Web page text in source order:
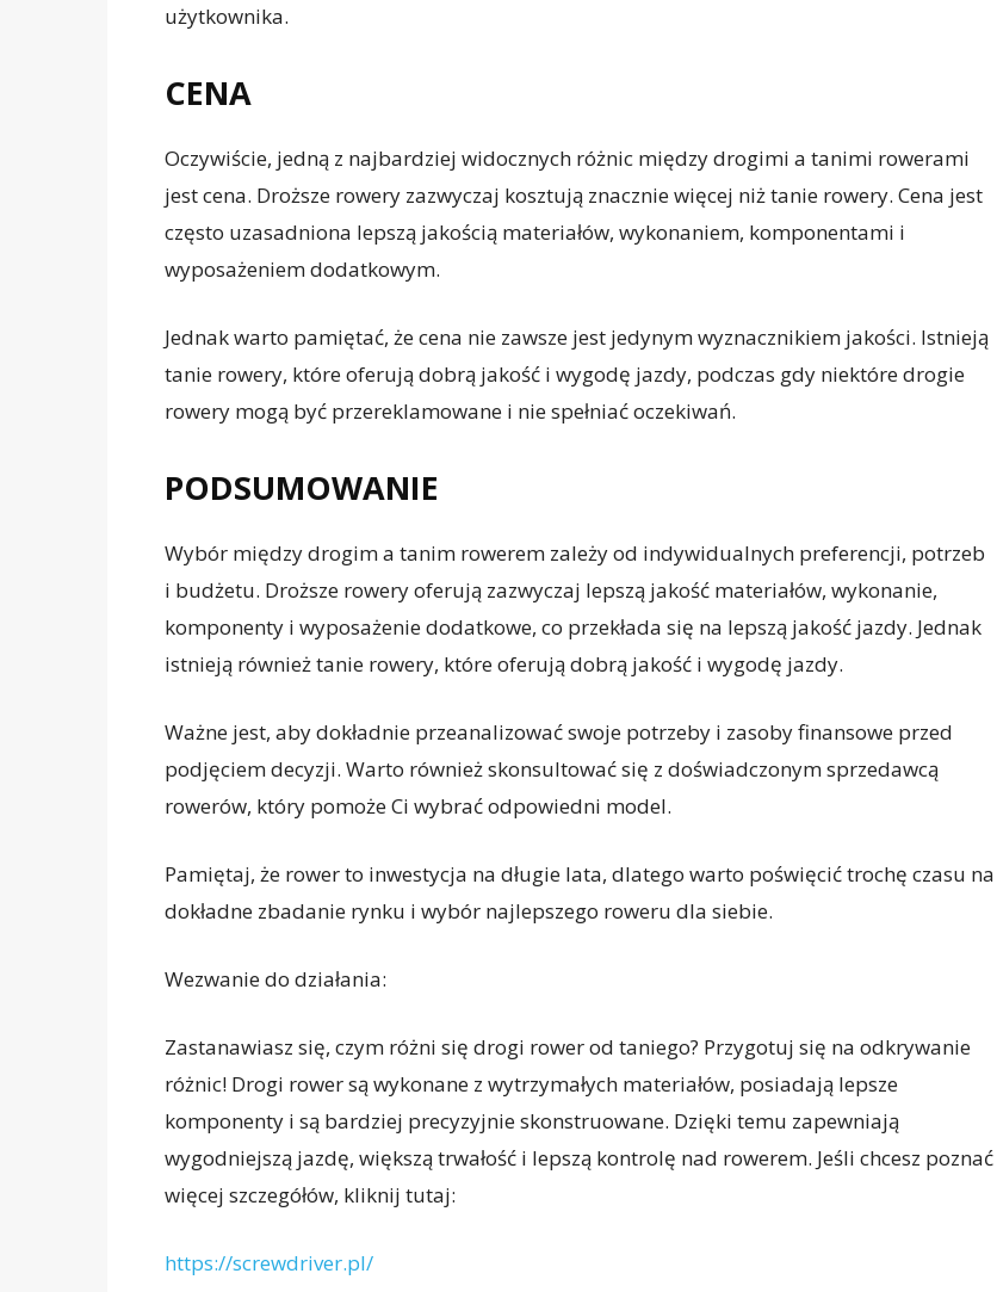
użytkownika.
CENA
Oczywiście, jedną z najbardziej widocznych różnic między drogimi a tanimi rowerami
jest cena. Droższe rowery zazwyczaj kosztują znacznie więcej niż tanie rowery. Cena jest
często uzasadniona lepszą jakością materiałów, wykonaniem, komponentami i
wyposażeniem dodatkowym.
Jednak warto pamiętać, że cena nie zawsze jest jedynym wyznacznikiem jakości. Istnieją
tanie rowery, które oferują dobrą jakość i wygodę jazdy, podczas gdy niektóre drogie
rowery mogą być przereklamowane i nie spełniać oczekiwań.
PODSUMOWANIE
Wybór między drogim a tanim rowerem zależy od indywidualnych preferencji, potrzeb
i budżetu. Droższe rowery oferują zazwyczaj lepszą jakość materiałów, wykonanie,
komponenty i wyposażenie dodatkowe, co przekłada się na lepszą jakość jazdy. Jednak
istnieją również tanie rowery, które oferują dobrą jakość i wygodę jazdy.
Ważne jest, aby dokładnie przeanalizować swoje potrzeby i zasoby finansowe przed
podjęciem decyzji. Warto również skonsultować się z doświadczonym sprzedawcą
rowerów, który pomoże Ci wybrać odpowiedni model.
Pamiętaj, że rower to inwestycja na długie lata, dlatego warto poświęcić trochę czasu na
dokładne zbadanie rynku i wybór najlepszego roweru dla siebie.
Wezwanie do działania:
Zastanawiasz się, czym różni się drogi rower od taniego? Przygotuj się na odkrywanie
różnic! Drogi rower są wykonane z wytrzymałych materiałów, posiadają lepsze
komponenty i są bardziej precyzyjnie skonstruowane. Dzięki temu zapewniają
wygodniejszą jazdę, większą trwałość i lepszą kontrolę nad rowerem. Jeśli chcesz poznać
więcej szczegółów, kliknij tutaj:
https://screwdriver.pl/